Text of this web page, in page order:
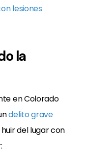
lesiones
la
en Colorado
delito grave
del lugar con